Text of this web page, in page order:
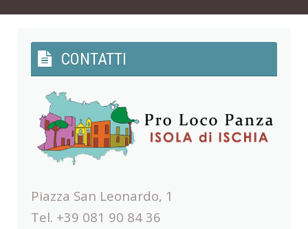
CONTATTI
Piazza San Leonardo, 1
Tel. +39 081 90 84 36